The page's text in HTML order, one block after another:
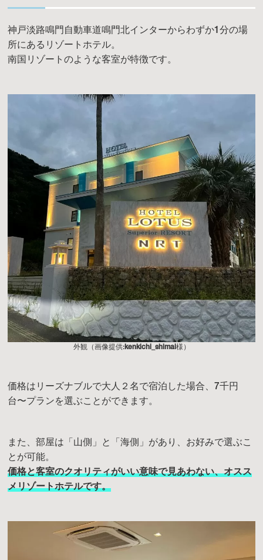
神戸淡路鳴門自動車道鳴門北インターからわずか1分の場
所にあるリゾートホテル。
南国リゾートのような客室が特徴です。
外観（画像提供:kenkichi_shimai様）
価格はリーズナブルで大人２名で宿泊した場合、7千円
台〜プランを選ぶことができます。
また、部屋は「山側」と「海側」があり、お好みで選ぶこ
とが可能。
価格と客室のクオリティがいい意味で見あわない、オスス
メリゾートホテルです。